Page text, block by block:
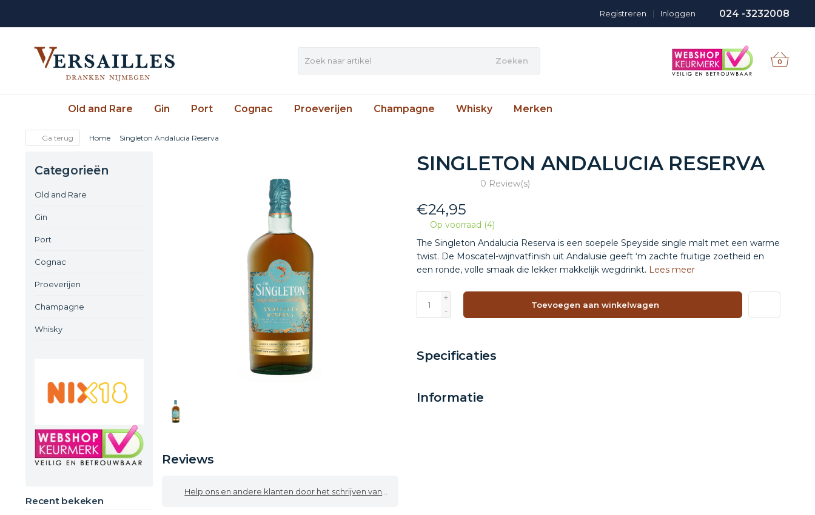
024 -3232008
Inloggen
|
Registreren
Zoeken 0
Old and Rare Gin Port Cognac Proeverijen Champagne Whisky Merken
Ga terug Home Singleton Andalucia Reserva
Categorieën
Old and Rare
Gin
Port
Cognac
Proeverijen
Champagne
Whisky
Recent bekeken
Reviews
Help ons en andere klanten door het schrijven van een review
SINGLETON ANDALUCIA RESERVA
0 Review(s)
€24,95
Op voorraad (4)
The Singleton Andalucia Reserva is een soepele Speyside single malt met een warme
twist. De Moscatel-wijnvatfinish uit Andalusië geeft ‘m zachte fruitige zoetheid en
een ronde, volle smaak die lekker makkelijk wegdrinkt. Lees meer
+
-
Toevoegen aan winkelwagen
Specificaties
Informatie